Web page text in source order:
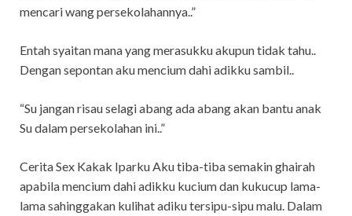
mencari wang persekolahannya..”
Entah syaitan mana yang merasukku akupun tidak tahu..
Dengan sepontan aku mencium dahi adikku sambil..
“Su jangan risau selagi abang ada abang akan bantu anak
Su dalam persekolahan ini..”
Cerita Sex Kakak Iparku Aku tiba-tiba semakin ghairah
apabila mencium dahi adikku kucium dan kukucup lama-
lama sahinggakan kulihat adiku tersipu-sipu malu. Dalam